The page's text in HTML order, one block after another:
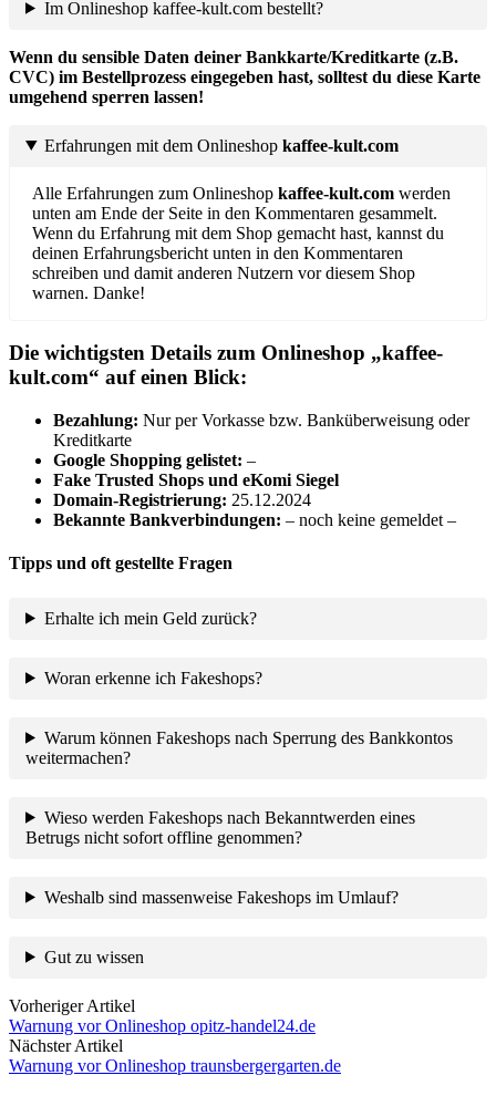
Im Onlineshop kaffee-kult.com bestellt?
Wenn du sensible Daten deiner Bankkarte/Kreditkarte (z.B.
CVC) im Bestellprozess eingegeben hast, solltest du diese Karte
umgehend sperren lassen!
Erfahrungen mit dem Onlineshop kaffee-kult.com
Alle Erfahrungen zum Onlineshop kaffee-kult.com werden
unten am Ende der Seite in den Kommentaren gesammelt.
Wenn du Erfahrung mit dem Shop gemacht hast, kannst du
deinen Erfahrungsbericht unten in den Kommentaren
schreiben und damit anderen Nutzern vor diesem Shop
warnen. Danke!
Die wichtigsten Details zum Onlineshop „kaffee-
kult.com“ auf einen Blick:
Bezahlung: Nur per Vorkasse bzw. Banküberweisung oder
Kreditkarte
Google Shopping gelistet: –
Fake Trusted Shops und eKomi Siegel
Domain-Registrierung: 25.12.2024
Bekannte Bankverbindungen: – noch keine gemeldet –
Tipps und oft gestellte Fragen
Erhalte ich mein Geld zurück?
Woran erkenne ich Fakeshops?
Warum können Fakeshops nach Sperrung des Bankkontos
weitermachen?
Wieso werden Fakeshops nach Bekanntwerden eines
Betrugs nicht sofort offline genommen?
Weshalb sind massenweise Fakeshops im Umlauf?
Gut zu wissen
Vorheriger Artikel
Warnung vor Onlineshop opitz-handel24.de
Nächster Artikel
Warnung vor Onlineshop traunsbergergarten.de